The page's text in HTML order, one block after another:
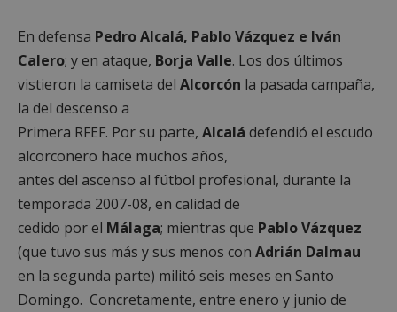
En defensa Pedro Alcalá, Pablo Vázquez e Iván
Calero; y en ataque, Borja Valle. Los dos últimos
vistieron la camiseta del Alcorcón la pasada campaña,
la del descenso a
Primera RFEF. Por su parte, Alcalá defendió el escudo
alcorconero hace muchos años,
antes del ascenso al fútbol profesional, durante la
temporada 2007-08, en calidad de
cedido por el Málaga; mientras que Pablo Vázquez
(que tuvo sus más y sus menos con Adrián Dalmau
en la segunda parte) militó seis meses en Santo
Domingo. Concretamente, entre enero y junio de